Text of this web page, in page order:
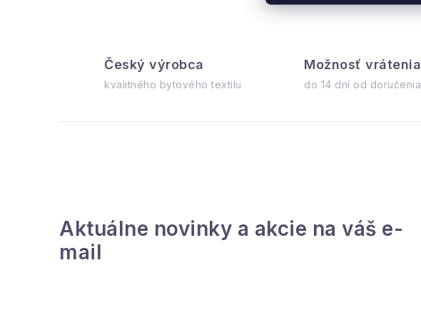
l
á
d
p
Český výrobca
kvalitného bytového textilu
Možnosť vrátenia
do 14 dní od doručenia
Aktuálne novinky a akcie na váš e-
mail